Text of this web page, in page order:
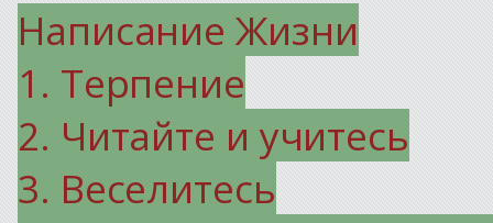
Написание Жизни
1. Терпение
2. Читайте и учитесь
3. Веселитесь